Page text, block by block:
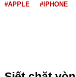
#APPLE #IPHONE